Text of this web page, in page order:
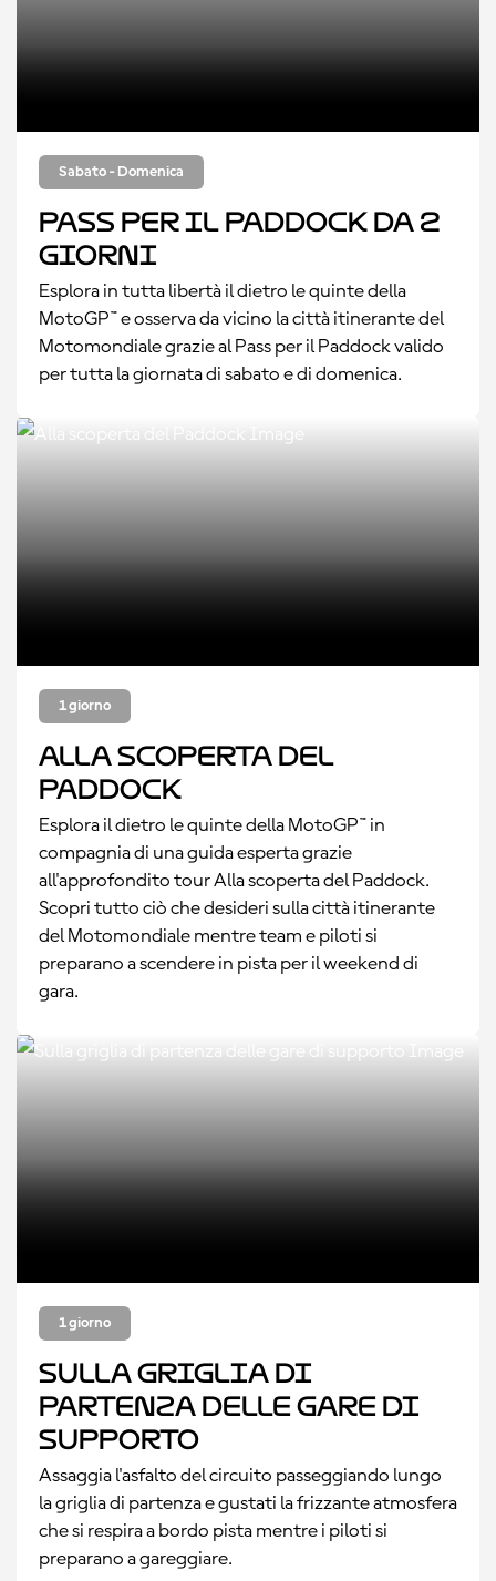
Sabato - Domenica
Pass per il Paddock da 2
giorni
Esplora in tutta libertà il dietro le quinte della
MotoGP™ e osserva da vicino la città itinerante del
Motomondiale grazie al Pass per il Paddock valido
per tutta la giornata di sabato e di domenica.
1 giorno
Alla scoperta del
Paddock
Esplora il dietro le quinte della MotoGP™ in
compagnia di una guida esperta grazie
all'approfondito tour Alla scoperta del Paddock.
Scopri tutto ciò che desideri sulla città itinerante
del Motomondiale mentre team e piloti si
preparano a scendere in pista per il weekend di
gara.
1 giorno
Sulla griglia di
partenza delle gare di
supporto
Assaggia l'asfalto del circuito passeggiando lungo
la griglia di partenza e gustati la frizzante atmosfera
che si respira a bordo pista mentre i piloti si
preparano a gareggiare.